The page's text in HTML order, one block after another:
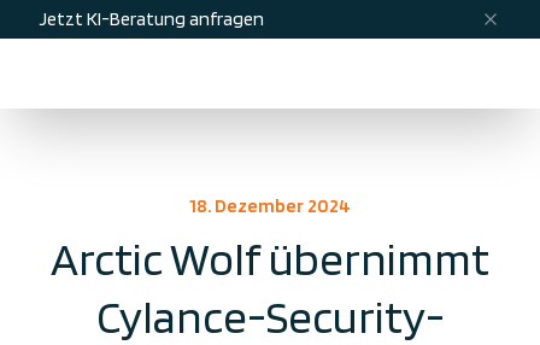
Jetzt KI-Beratung anfragen
18. Dezember 2024
Arctic Wolf übernimmt
Cylance-Security-